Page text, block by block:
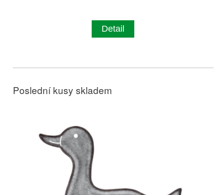
Detail
Poslední kusy skladem